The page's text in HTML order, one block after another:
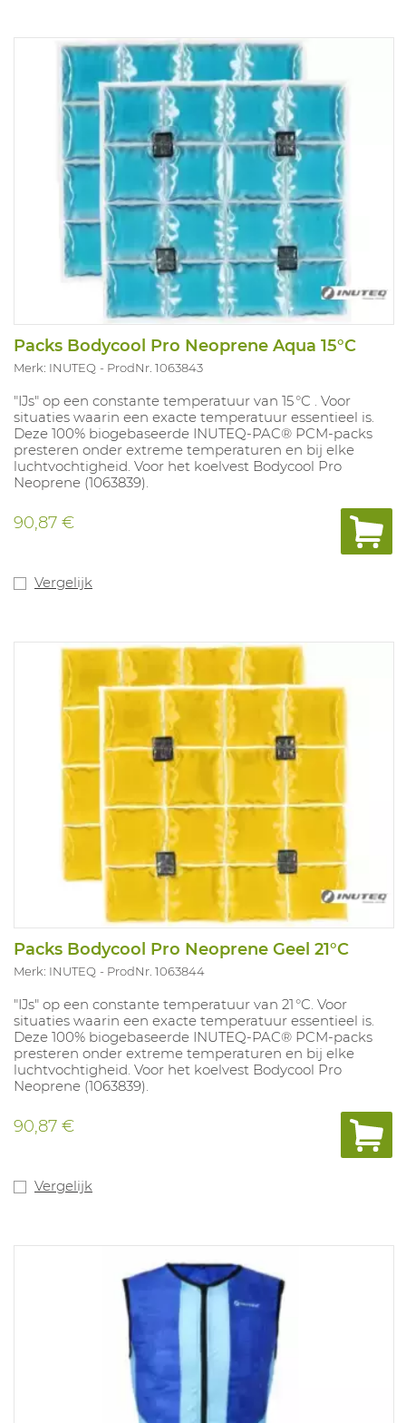
Packs Bodycool Pro Neoprene Aqua 15°C
Merk: INUTEQ ProdNr. 1063843
"IJs" op een constante temperatuur van 15 °C . Voor
situaties waarin een exacte temperatuur essentieel is.
Deze 100% biogebaseerde INUTEQ‑PAC® PCM‑packs
presteren onder extreme temperaturen en bij elke
luchtvochtigheid. Voor het koelvest Bodycool Pro
Neoprene (1063839).
90,87 €
Vergelijk
Packs Bodycool Pro Neoprene Geel 21°C
Merk: INUTEQ ProdNr. 1063844
"IJs" op een constante temperatuur van 21 °C. Voor
situaties waarin een exacte temperatuur essentieel is.
Deze 100% biogebaseerde INUTEQ‑PAC® PCM‑packs
presteren onder extreme temperaturen en bij elke
luchtvochtigheid. Voor het koelvest Bodycool Pro
Neoprene (1063839).
90,87 €
Vergelijk